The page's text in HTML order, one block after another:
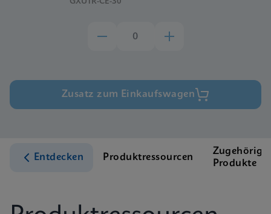
Zusatz zum Einkaufswagen
Entdecken Produktressourcen
Zugehörige
Produkte